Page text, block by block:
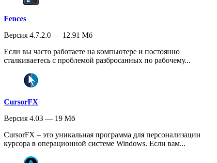
Fences
Версия 4.7.2.0 — 12.91 Мб
Если вы часто работаете на компьютере и постоянно
сталкиваетесь с проблемой разбросанных по рабочему...
CursorFX
Версия 4.03 — 19 Мб
CursorFX – это уникальная программа для персонализации
курсора в операционной системе Windows. Если вам...